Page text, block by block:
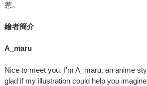
惹。
繪者簡介
A_maru
Nice to meet you. I'm A_maru, an anime
glad if my illustration could help you